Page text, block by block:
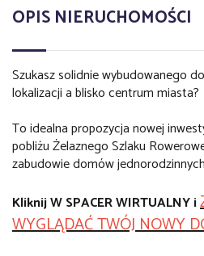
OPIS NIERUCHOMOŚCI
Szukasz solidnie wybudowanego
lokalizacji a blisko centrum miasta?
To idealna propozycja nowej
pobliżu Żelaznego Szlaku
zabudowie domów
Kliknij W SPACER WIRTUALNY i
WYGLĄDAĆ TWÓJ NOWY